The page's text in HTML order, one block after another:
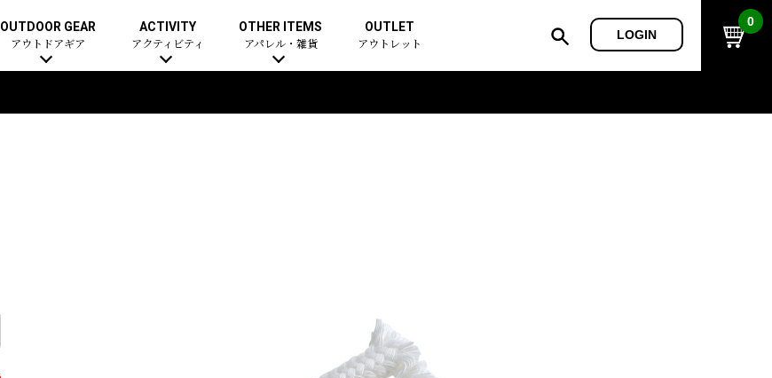
OUTDOOR GEAR
アウトドアギア
ACTIVITY
アクティビティ
OTHER ITEMS
アパレル・雑貨
OUTLET
アウトレット
LOGIN
0